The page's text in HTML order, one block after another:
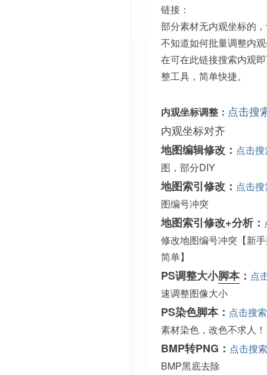
链接：
部分素材无内观坐标的
不知道如何批量调整内
在可在此链接搜索内观
整工具，简单快捷。
内观坐标调整： 点击搜
内观坐标对齐
地图编辑修改： 点击
图，部分DIY
地图索引修改： 点击
图编号冲突
地图索引修改+分析：
修改地图编号冲突【新
简单】
PS调整大小脚本： 点
速调整图像大小
PS染色脚本： 点击搜索
素材染色，改色不求人！
BMP转PNG： 点击搜索
BMP黑底去除